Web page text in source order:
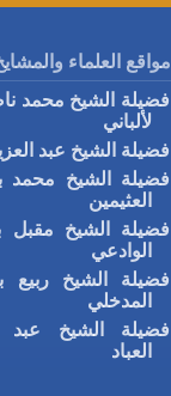
مواقع العلماء
فضيلة الشيخ محمد
لألباني
فضيلة الشيخ عبد
فضيلة الشيخ محمد
العثيمين
فضيلة الشيخ مقبل
الوادعي
فضيلة الشيخ ربيع
المدخلي
فضيلة الشيخ عبد
العباد